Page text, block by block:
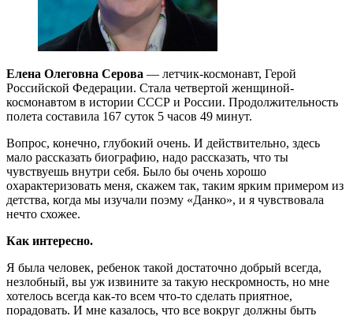
Елена Олеговна Серова — летчик-космонавт, Герой
Российской Федерации. Стала четвертой женщиной-
космонавтом в истории СССР и России. Продолжительность
полета составила 167 суток 5 часов 49 минут.
Вопрос, конечно, глубокий очень. И действительно, здесь
мало рассказать биографию, надо рассказать, что ты
чувствуешь внутри себя. Было бы очень хорошо
охарактеризовать меня, скажем так, таким ярким примером из
детства, когда мы изучали поэму «Данко», и я чувствовала
нечто схожее.
Как интересно.
Я была человек, ребенок такой достаточно добрый всегда,
незлобный, вы уж извините за такую нескромность, но мне
хотелось всегда как-то всем что-то сделать приятное,
порадовать. И мне казалось, что все вокруг должны быть